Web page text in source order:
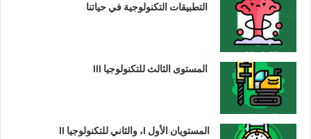
التطبيقات التكنولوجية في حياتنا
المستوى الثالث للتكنولوجيا III
المستويان الأول I، والثاني للتكنولوجيا II